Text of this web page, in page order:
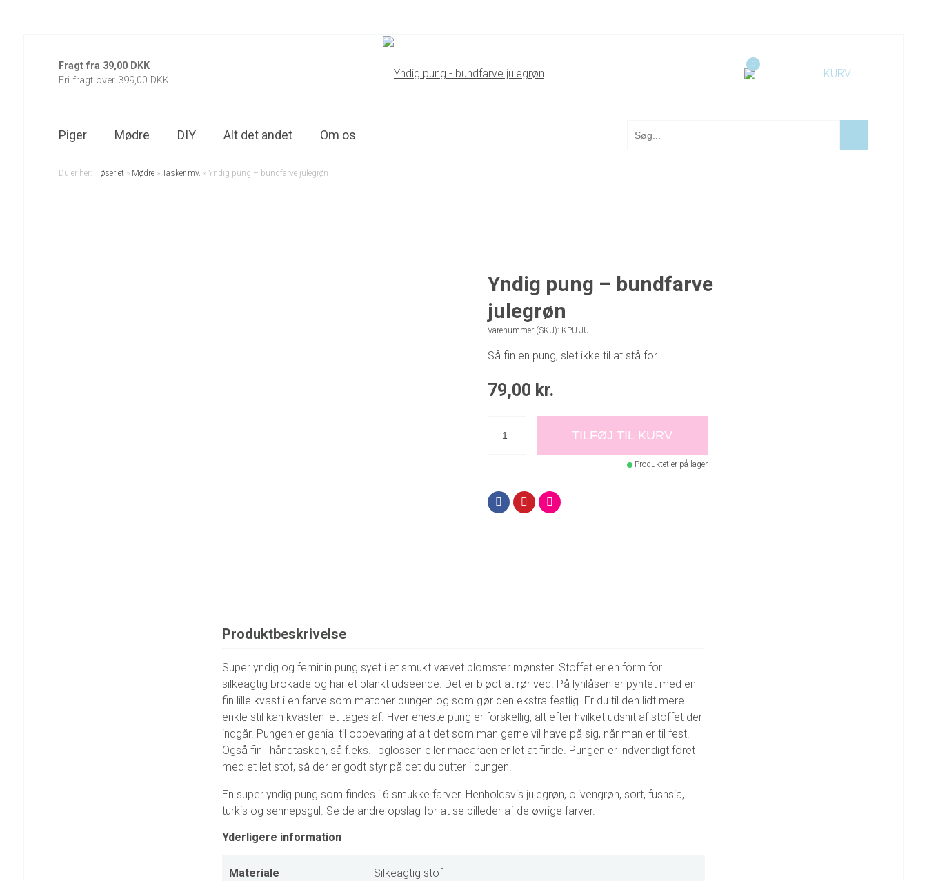
Fragt fra 39,00 DKK
Fri fragt over 399,00 DKK
0
Piger Mødre DIY Alt det andet Om os
Du er her: Tøseriet» Mødre» Tasker mv. » Yndig pung – bundfarve julegrøn
Yndig pung – bundfarve
julegrøn
Varenummer (SKU): KPU-JU
Så fin en pung, slet ikke til at stå for.
79,00 kr.
Produktet er på lager
TILFØJ TIL KURV
Produktbeskrivelse
Super yndig og feminin pung syet i et smukt vævet blomster mønster. Stoffet er en form for
silkeagtig brokade og har et blankt udseende. Det er blødt at rør ved. På lynlåsen er pyntet med en
fin lille kvast i en farve som matcher pungen og som gør den ekstra festlig. Er du til den lidt mere
enkle stil kan kvasten let tages af. Hver eneste pung er forskellig, alt efter hvilket udsnit af stoffet der
indgår. Pungen er genial til opbevaring af alt det som man gerne vil have på sig, når man er til fest.
Også fin i håndtasken, så f.eks. lipglossen eller macaraen er let at finde. Pungen er indvendigt foret
med et let stof, så der er godt styr på det du putter i pungen.
En super yndig pung som findes i 6 smukke farver. Henholdsvis julegrøn, olivengrøn, sort, fushsia,
turkis og sennepsgul. Se de andre opslag for at se billeder af de øvrige farver.
Yderligere information
Materiale Silkeagtig stof